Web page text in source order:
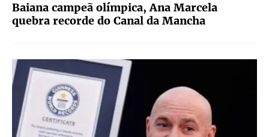
Baiana campeã olímpica, Ana Marcela
quebra recorde do Canal da Mancha